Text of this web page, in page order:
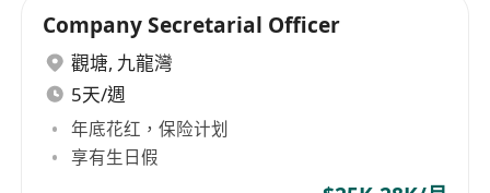
Company Secretarial Officer
觀塘, 九龍灣
5天/週
年底花红，保险计划
享有生日假